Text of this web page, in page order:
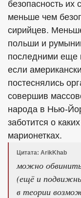
безопасность
меньше чем
сирийцев.
польши и
последними еще
если
постеснялись
совершив
народа в Нью-
заботится о
марионетках.
Цитата: ArikKhab
можно
(ещё и
в теории